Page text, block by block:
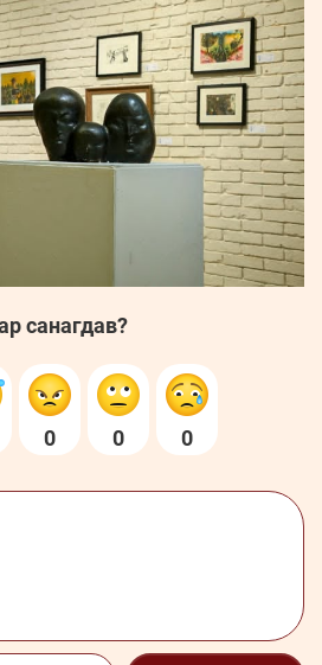
санагдав?
0 0 0